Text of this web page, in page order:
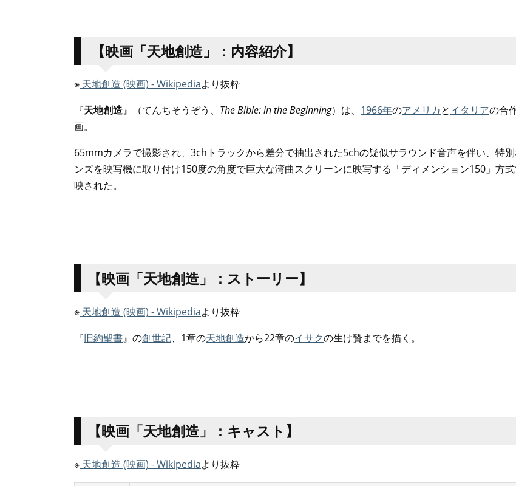
【映画「天地創造」：内容紹介】
※ 天地創造 (映画) - Wikipediaより抜粋
『天地創造』（てんちそうぞう、 The Bible: in the Beginning）は、 1966年のアメリカとイタリアの合
画。
65mmカメラで撮影され、3chトラックから差分で抽出された5chの疑似サラウンド音声を伴い、特
ンズを映写機に取り付け150度の角度で巨大な湾曲スクリーンに映写する「ディメンション150」方
映された。
【映画「天地創造」：ストーリー】
※ 天地創造 (映画) - Wikipediaより抜粋
『旧約聖書』の創世記、1章の天地創造から22章のイサクの生け贄までを描く。
【映画「天地創造」：キャスト】
※ 天地創造 (映画) - Wikipediaより抜粋